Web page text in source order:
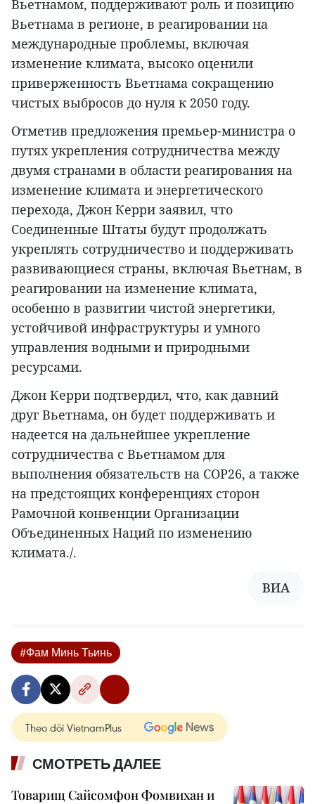
Вьетнамом, поддерживают роль и позицию
Вьетнама в регионе, в реагировании на
международные проблемы, включая
изменение климата, высоко оценили
приверженность Вьетнама сокращению
чистых выбросов до нуля к 2050 году.
Отметив предложения премьер-министра о
путях укрепления сотрудничества между
двумя странами в области реагирования на
изменение климата и энергетического
перехода, Джон Керри заявил, что
Соединенные Штаты будут продолжать
укреплять сотрудничество и поддерживать
развивающиеся страны, включая Вьетнам, в
реагировании на изменение климата,
особенно в развитии чистой энергетики,
устойчивой инфраструктуры и умного
управления водными и природными
ресурсами.
Джон Керри подтвердил, что, как давний
друг Вьетнама, он будет поддерживать и
надеется на дальнейшее укрепление
сотрудничества с Вьетнамом для
выполнения обязательств на COP26, а также
на предстоящих конференциях сторон
Рамочной конвенции Организации
Объединенных Наций по изменению
климата./.
ВИА
#Фам Минь Тьинь
Theo dõi VietnamPlus
СМОТРЕТЬ ДАЛЕЕ
Товарищ Сайсомфон Фомвихан и